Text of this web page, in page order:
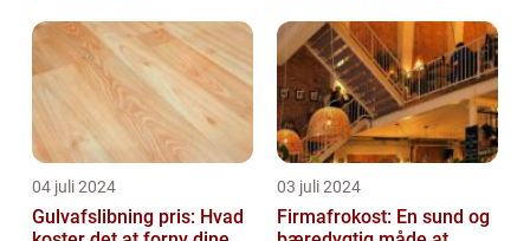
04 juli 2024
Gulvafslibning pris: Hvad
03 juli 2024
Firmafrokost: En sund og